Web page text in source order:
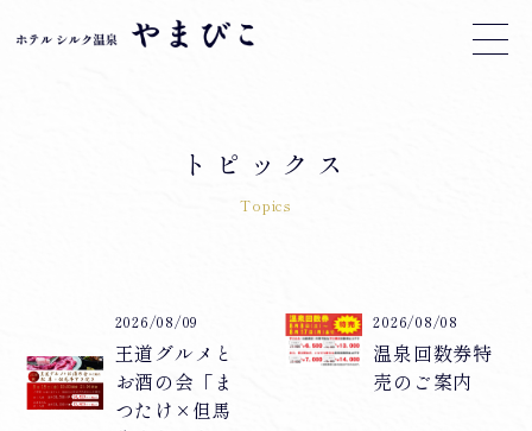
トピックス
Topics
2026/08/09
王道グルメと
お酒の会「ま
つたけ×但馬
2026/08/08
温泉回数券特
売のご案内